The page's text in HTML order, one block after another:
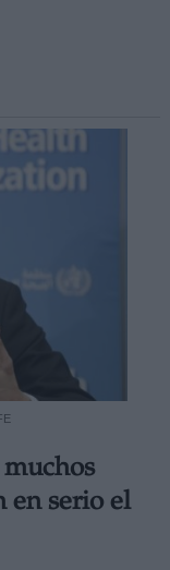
en serio el